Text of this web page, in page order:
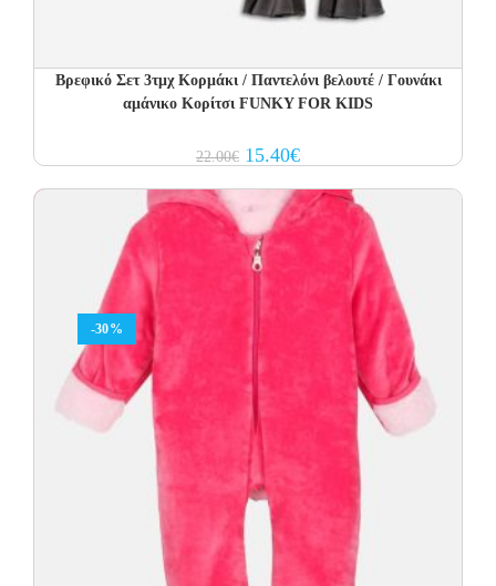
Βρεφικό Σετ 3τμχ Κορμάκι / Παντελόνι βελουτέ / Γουνάκι
αμάνικο Κορίτσι FUNKY FOR KIDS
22.00€ Original
price
22.00€.
15.40€Current
price
15.40€.
-30%